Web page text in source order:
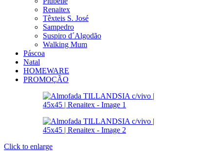
Renaitex
Têxteis S. José
Sampedro
Suspiro d´Algodão
Walking Mum
Páscoa
Natal
HOMEWARE
PROMOÇÃO
Click to enlarge